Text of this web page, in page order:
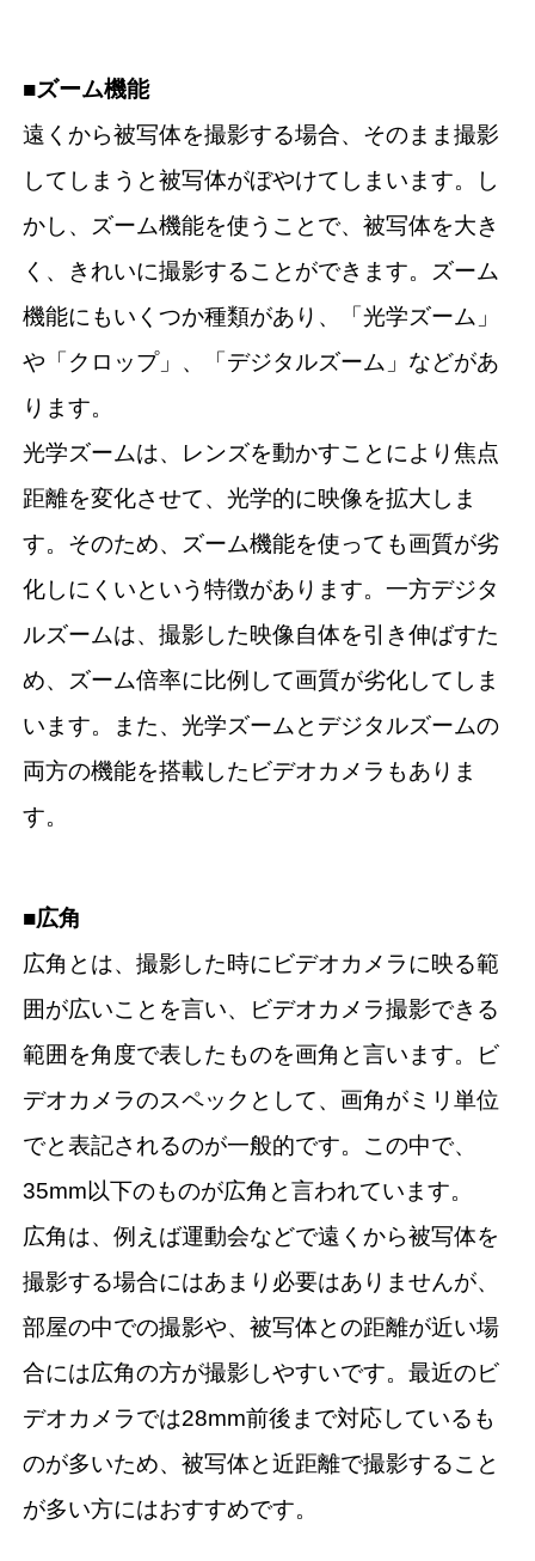
■ズーム機能
遠くから被写体を撮影する場合、そのまま撮影
してしまうと被写体がぼやけてしまいます。し
かし、ズーム機能を使うことで、被写体を大き
く、きれいに撮影することができます。ズーム
機能にもいくつか種類があり、「光学ズーム」
や「クロップ」、「デジタルズーム」などがあ
ります。
光学ズームは、レンズを動かすことにより焦点
距離を変化させて、光学的に映像を拡大しま
す。そのため、ズーム機能を使っても画質が劣
化しにくいという特徴があります。一方デジタ
ルズームは、撮影した映像自体を引き伸ばすた
め、ズーム倍率に比例して画質が劣化してしま
います。また、光学ズームとデジタルズームの
両方の機能を搭載したビデオカメラもありま
す。
■広角
広角とは、撮影した時にビデオカメラに映る範
囲が広いことを言い、ビデオカメラ撮影できる
範囲を角度で表したものを画角と言います。ビ
デオカメラのスペックとして、画角がミリ単位
でと表記されるのが一般的です。この中で、
35mm以下のものが広角と言われています。
広角は、例えば運動会などで遠くから被写体を
撮影する場合にはあまり必要はありませんが、
部屋の中での撮影や、被写体との距離が近い場
合には広角の方が撮影しやすいです。最近のビ
デオカメラでは28mm前後まで対応しているも
のが多いため、被写体と近距離で撮影すること
が多い方にはおすすめです。